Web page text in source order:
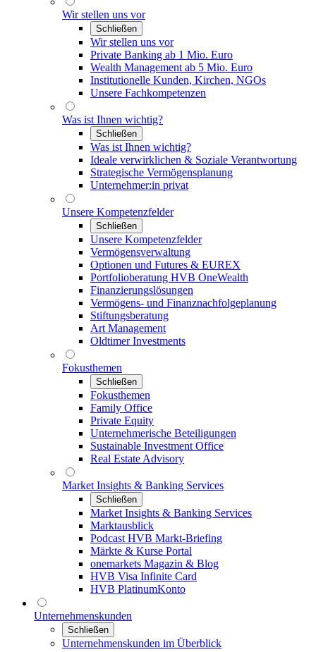
Wir stellen uns vor
Schließen
Wir stellen uns vor
Private Banking ab 1 Mio. Euro
Wealth Management ab 5 Mio. Euro
Institutionelle Kunden, Kirchen, NGOs
Unsere Fachkompetenzen
Was ist Ihnen wichtig?
Schließen
Was ist Ihnen wichtig?
Ideale verwirklichen & Soziale Verantwortung
Strategische Vermögensplanung
Unternehmer:in privat
Unsere Kompetenzfelder
Schließen
Unsere Kompetenzfelder
Vermögensverwaltung
Optionen und Futures & EUREX
Portfolioberatung HVB OneWealth
Finanzierungslösungen
Vermögens- und Finanznachfolgeplanung
Stiftungsberatung
Art Management
Oldtimer Investments
Fokusthemen
Schließen
Fokusthemen
Family Office
Private Equity
Unternehmerische Beteiligungen
Sustainable Investment Office
Real Estate Advisory
Market Insights & Banking Services
Schließen
Market Insights & Banking Services
Marktausblick
Podcast HVB Markt-Briefing
Märkte & Kurse Portal
onemarkets Magazin & Blog
HVB Visa Infinite Card
HVB PlatinumKonto
Unternehmenskunden
Schließen
Unternehmenskunden im Überblick